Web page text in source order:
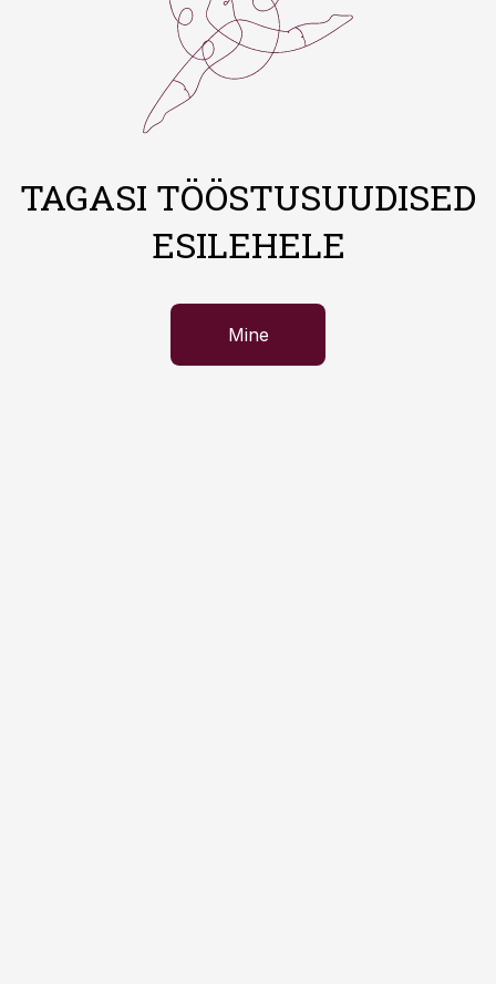
TAGASI TÖÖSTUSUUDISED
ESILEHELE
Mine